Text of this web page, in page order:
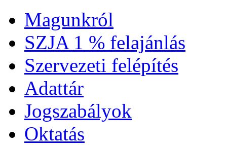
Magunkról
SZJA 1 % felajánlás
Szervezeti felépítés
Adattár
Jogszabályok
Oktatás